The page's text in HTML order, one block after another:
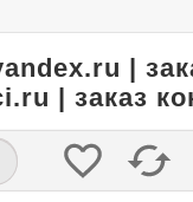
|
| заказ